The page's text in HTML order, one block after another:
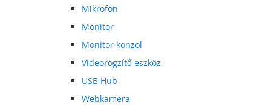
Mikrofon
Monitor
Monitor konzol
Videorögzítő eszköz
USB Hub
Webkamera